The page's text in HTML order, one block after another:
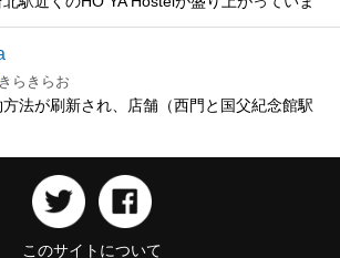
Gay Friendly Roomがあります。予約時にぜ
みてください。
きらきらお
法が刷新され、店舗（西門と国父紀念館駅
な担当者名が選択できるようになった。 月に
利用させていただいているのだが、マッサー
高い按摩師はほとんどエロ無しのようだ。
、Butz（巴）等、一方で技術が普通（下手な
このサイトについて